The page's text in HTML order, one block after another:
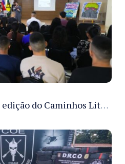
Sejusc participa da 5ª edição do Caminhos Literários com foco na cultura hip-hop nas unidades socioeducativas